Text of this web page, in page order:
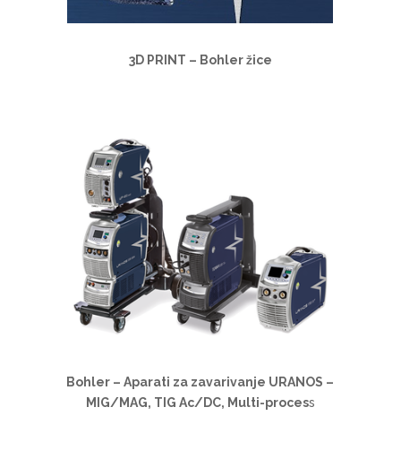
3D PRINT – Bohler žice
Bohler – Aparati za zavarivanje URANOS –
MIG/MAG, TIG Ac/DC, Multi-process